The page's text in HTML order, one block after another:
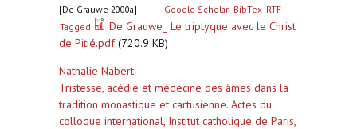
[De Grauwe 2000a] Google Scholar BibTex RTF
Tagged
De Grauwe_ Le triptyque avec le Christ
de Pitié.pdf(720.9 KB)
Nathalie Nabert
Tristesse, acédie et médecine des âmes dans la
tradition monastique et cartusienne. Actes du
colloque international, Institut catholique de Paris,